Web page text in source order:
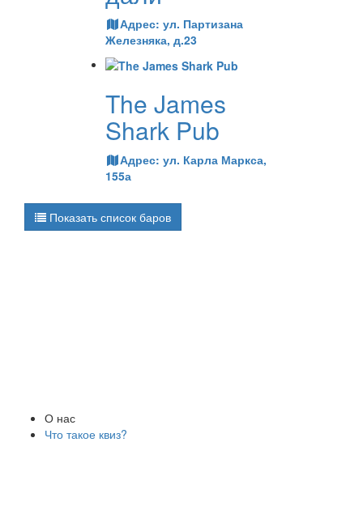
Адрес: ул. Партизана
Железняка, д.23
The James
Shark Pub
Адрес: ул. Карла Маркса,
155а
Показать список баров
О нас
Что такое квиз?